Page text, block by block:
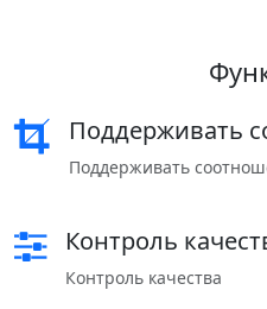
Поддерживать
Поддерживать
Контроль
Контроль качества